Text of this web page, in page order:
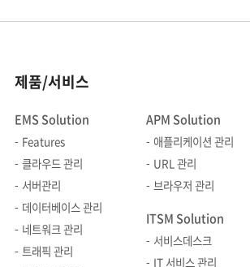
개로 늘어남에 따라, 동일한 검증 코드가
중복(Boilerplate Code)을 넘어, 타겟
API를 수정해야 하는 유지보수의
취약점으로 이어졌습니다. 또한
비즈니스 로직과 검증 로직이 한 곳에
혼재됨에 따라 코드의 가독성이
저하되고, 수정 과정에서 누락이 발생할
경우 장애로 직결될 위험이 높습니다.
반복되는 검증 로직과 분산된 수정
제품/서비스
EMS Solution
Features
클라우드 관리
서버관리
데이터베이스 관리
네트워크 관리
트래픽 관리
APM Solution
애플리케이션 관리
URL 관리
브라우저 관리
ITSM Solution
서비스데스크
IT 서비스 관리